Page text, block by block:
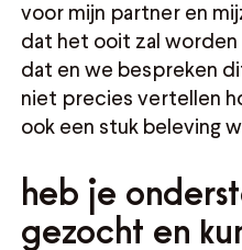
voor mijn partner en
dat het ooit zal worden
dat en we bespreken
niet precies vertellen
ook een stuk beleving
heb je
gezocht en